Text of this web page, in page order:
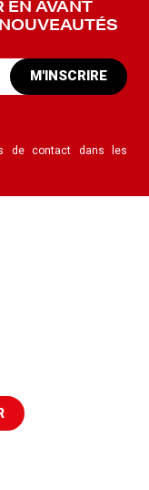
EN AVANT
M'INSCRIRE
de contact dans les